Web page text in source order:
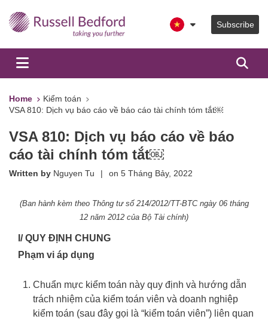
Subscribe
Home
Kiểm toán
VSA 810: Dịch vụ báo cáo về báo cáo tài chính tóm tắt￼
VSA 810: Dịch vụ báo cáo về báo
cáo tài chính tóm tắt￼
Written by Nguyen Tu | on 5 Tháng Bảy, 2022
(Ban hành kèm theo Thông tư số 214/2012/TT-BTC ngày 06 tháng
12 năm 2012 của Bộ Tài chính)
I/ QUY ĐỊNH CHUNG
Phạm vi áp dụng
Chuẩn mực kiểm toán này quy định và hướng dẫn
trách nhiệm của kiểm toán viên và doanh nghiệp
kiểm toán (sau đây gọi là “kiểm toán viên”) liên quan